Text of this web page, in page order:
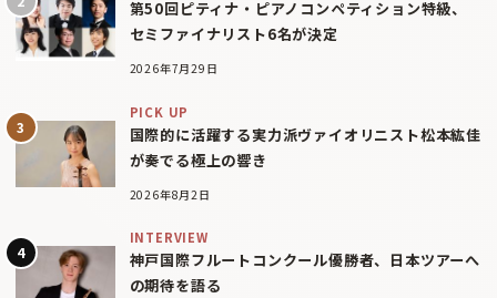
第50回ピティナ・ピアノコンペティション特級、
セミファイナリスト6名が決定
2026年7月29日
PICK UP
国際的に活躍する実力派ヴァイオリニスト松本紘佳
が奏でる極上の響き
2026年8月2日
INTERVIEW
神戸国際フルートコンクール優勝者、日本ツアーへ
の期待を語る